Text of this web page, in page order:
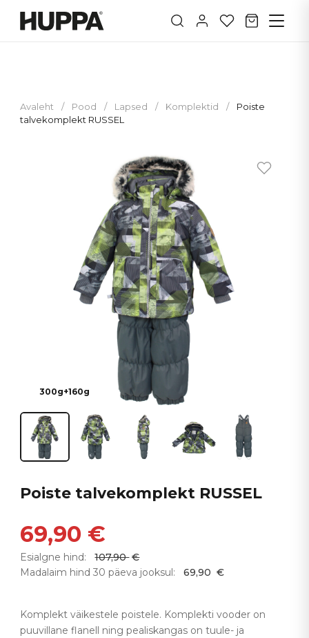
Avaleht / Pood / Lapsed / Komplektid /
Poiste
talvekomplekt RUSSEL
300g+160g
Poiste talvekomplekt RUSSEL
69,90 €
Esialgne hind: 107,90 €
Madalaim hind 30 päeva jooksul:
69,90 €
Komplekt väikestele poistele. Komplekti vooder on
puuvillane flanell ning pealiskangas on tuule- ja